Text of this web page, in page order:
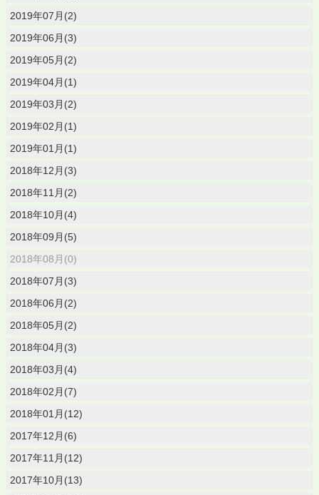
2019年07月(2)
2019年06月(3)
2019年05月(2)
2019年04月(1)
2019年03月(2)
2019年02月(1)
2019年01月(1)
2018年12月(3)
2018年11月(2)
2018年10月(4)
2018年09月(5)
2018年08月(0)
2018年07月(3)
2018年06月(2)
2018年05月(2)
2018年04月(3)
2018年03月(4)
2018年02月(7)
2018年01月(12)
2017年12月(6)
2017年11月(12)
2017年10月(13)